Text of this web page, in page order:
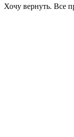
Хочу вернуть. Все